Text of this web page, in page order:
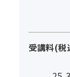
受講料(税